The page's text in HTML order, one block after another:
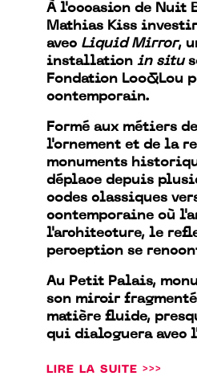
À l'occasion de Nuit
Mathias Kiss
avec Liquid Mirror,
installation in situ
Fondation Loo&Lou
contemporain.
Formé aux métiers
l'ornement et de la
monuments
déplace depuis
codes classiques
contemporaine où
l'architecture, le
perception se
Au Petit Palais,
son miroir
matière fluide,
qui dialoguera avec
LIRE LA SUITE >>>